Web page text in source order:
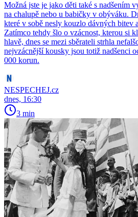
Možná jste je jako děti také s nadšením
na chalupě nebo u babičky v obýváku.
které v sobě nesly kouzlo dávných bitev
Zatímco tehdy šlo o vzácnost, kterou si
hlavě, dnes se mezi sběrateli strhla
nejvzácnější kousky jsou totiž nadšenci
000 korun.
NESPECHEJ.cz
dnes, 16:30
3 min